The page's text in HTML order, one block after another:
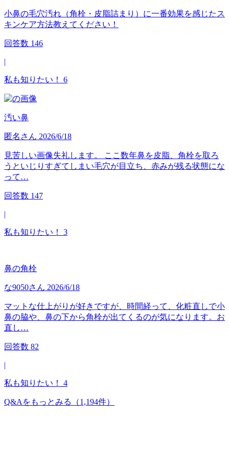
小鼻の毛穴汚れ（角栓・皮脂詰まり）に一番効果を感じたス
キンケア方法教えてください！
回答数 146
|
私も知りたい！ 6
汚い鼻
匿名 さん 2026/6/18
見苦しい画像失礼します。 ここ数年鼻を皮脂、角栓を取ろ
うといじりすぎてしまい毛穴が目立ち、赤みが残る状態にな
って…
回答数 147
|
私も知りたい！ 3
鼻の角栓
な9050さん 2026/6/18
マットな仕上がりが好きですが、時間経って、化粧直しで小
鼻の脇や、鼻の下から角栓が出てくるのが気になります。お
直し…
回答数 82
|
私も知りたい！ 4
Q&Aをもっとみる （1,194件）